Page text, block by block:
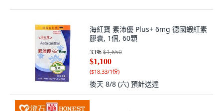
海紅寶 素沛優 Plus+ 6mg 德國蝦紅素
膠囊, 1個, 60顆
33%$1,650
$1,100
($18.33/1份)
後天 8/8 (六) 預計送達